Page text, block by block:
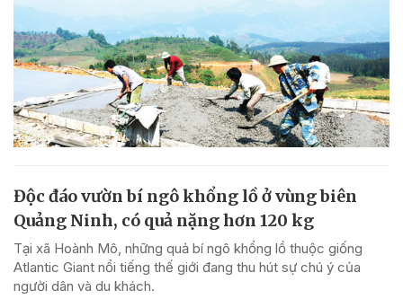
Độc đáo vườn bí ngô khổng lồ ở vùng biên
Quảng Ninh, có quả nặng hơn 120 kg
Tại xã Hoành Mô, những quả bí ngô khổng lồ thuộc giống
Atlantic Giant nổi tiếng thế giới đang thu hút sự chú ý của
người dân và du khách.